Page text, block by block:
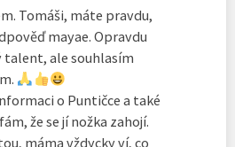
Tomáši, máte pravdu,
mayae. Opravdu
ale souhlasím
o Puntičce a také
že se jí nožka zahojí.
máma vždycky ví, co